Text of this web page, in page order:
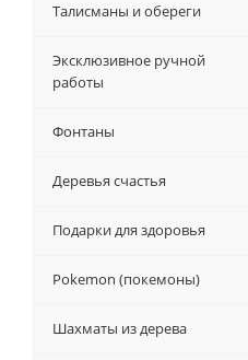
Талисманы и обереги
Эксклюзивное ручной
работы
Фонтаны
Деревья счастья
Подарки для здоровья
Pokemon (покемоны)
Шахматы из дерева